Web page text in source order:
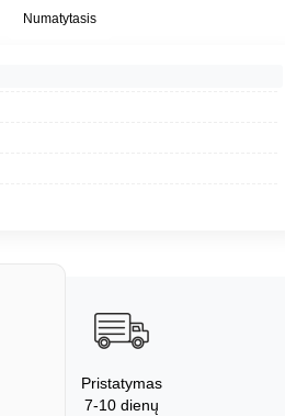
Numatytasis
Pristatymas
7-10 dienų